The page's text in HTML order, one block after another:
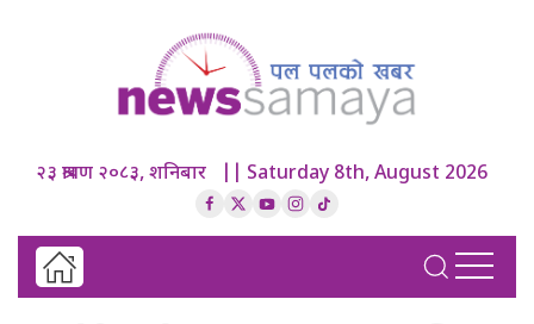
२३ श्रावण २०८३, शनिबार || Saturday 8th, August 2026